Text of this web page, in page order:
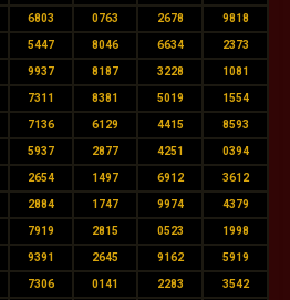
6803 0763 2678 9818
5447 8046 6634 2373
9937 8187 3228 1081
7311 8381 5019 1554
7136 6129 4415 8593
5937 2877 4251 0394
2654 1497 6912 3612
2884 1747 9974 4379
7919 2815 0523 1998
9391 2645 9162 5919
7306 0141 2283 3542